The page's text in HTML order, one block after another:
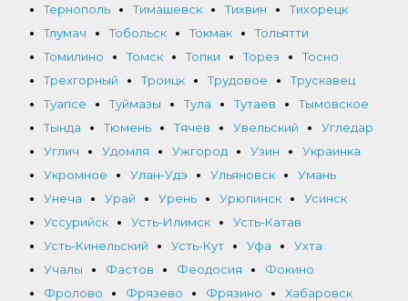
Тернополь
Тимашевск Тихвин
Тихорецк
Тлумач
Тобольск Токмак
Тольятти
Томилино
Томск Топки Торез
Тосно
Трехгорный
Троицк Трудовое
Трускавец
Туапсе
Туймазы Тула Тутаев
Тымовское
Тында
Тюмень Тячев Увельский
Угледар
Углич
Удомля Ужгород Узин
Украинка
Укромное
Улан-Удэ Ульяновск
Умань
Унеча
Урай Урень Урюпинск
Усинск
Уссурийск
Усть-Илимск
Усть-Катав
Усть-Кинельский
Усть-Кут Уфа
Ухта
Учалы
Фастов Феодосия
Фокино
Фролово
Фрязево Фрязино
Хабаровск